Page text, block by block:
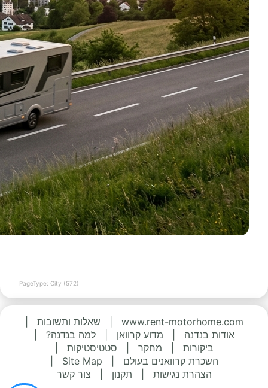
PageType: City (572)
www.rent-motorhome.com שאלות ותשובות
אודות בנדנה
מדוע קרוואן למה בנדנה?
ביקורות
מחקר סטטיסטיקות
השכרת קרוואנים בעולם
Site Map
הצהרת נגישות
תקנון צור קשר